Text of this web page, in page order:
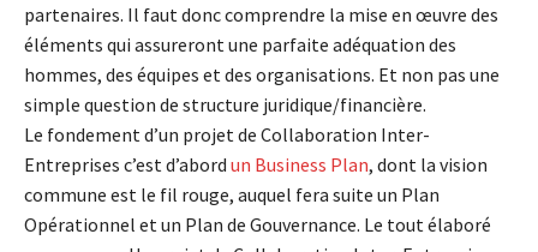
partenaires. Il faut donc comprendre la mise en œuvre des
éléments qui assureront une parfaite adéquation des
hommes, des équipes et des organisations. Et non pas une
simple question de structure juridique/financière.
Le fondement d’un projet de Collaboration Inter-
Entreprises c’est d’abord un Business Plan, dont la vision
commune est le fil rouge, auquel fera suite un Plan
Opérationnel et un Plan de Gouvernance. Le tout élaboré